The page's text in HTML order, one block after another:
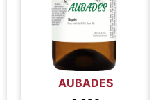
AUBADES